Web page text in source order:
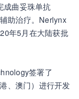
成曲妥珠单抗
助治疗。Nerlynx
年5月在大陆获批
签署了
、澳门）进行开发